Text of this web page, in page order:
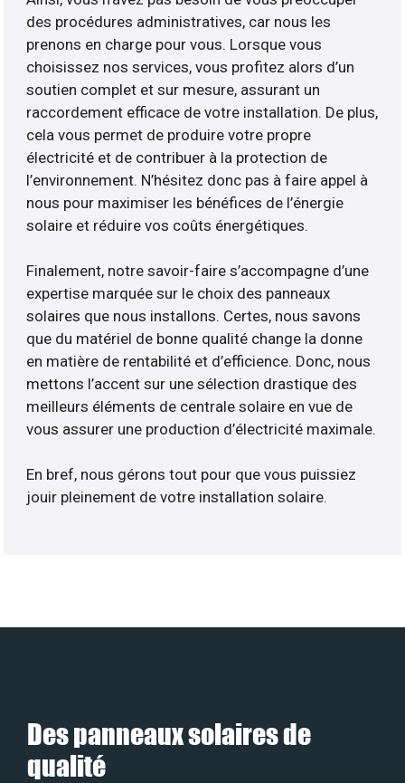
des procédures administratives, car nous les
prenons en charge pour vous. Lorsque vous
choisissez nos services, vous profitez alors d’un
soutien complet et sur mesure, assurant un
raccordement efficace de votre installation. De plus,
cela vous permet de produire votre propre
électricité et de contribuer à la protection de
l’environnement. N’hésitez donc pas à faire appel à
nous pour maximiser les bénéfices de l’énergie
solaire et réduire vos coûts énergétiques.
Finalement, notre savoir-faire s’accompagne d’une
expertise marquée sur le choix des panneaux
solaires que nous installons. Certes, nous savons
que du matériel de bonne qualité change la donne
en matière de rentabilité et d’efficience. Donc, nous
mettons l’accent sur une sélection drastique des
meilleurs éléments de centrale solaire en vue de
vous assurer une production d’électricité maximale.
En bref, nous gérons tout pour que vous puissiez
jouir pleinement de votre installation solaire.
Des panneaux solaires de
qualité